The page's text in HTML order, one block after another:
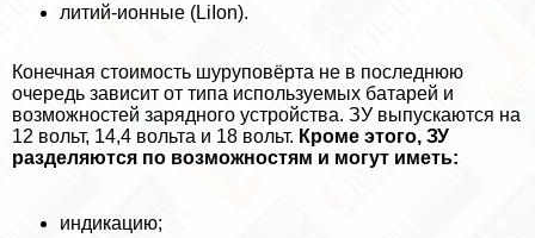
литий-ионные (LiIon).
Конечная стоимость шуруповёрта не в последнюю
очередь зависит от типа используемых батарей и
возможностей зарядного устройства. ЗУ выпускаются на
12 вольт, 14,4 вольта и 18 вольт. Кроме этого, ЗУ
разделяются по возможностям и могут иметь:
индикацию;